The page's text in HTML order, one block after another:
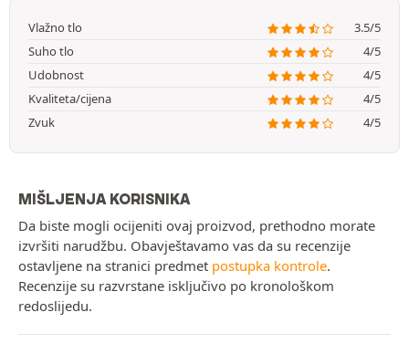
Vlažno tlo
3.5/5
Suho tlo
4/5
Udobnost
4/5
Kvaliteta/cijena
4/5
Zvuk
4/5
MIŠLJENJA KORISNIKA
Da biste mogli ocijeniti ovaj proizvod, prethodno morate
izvršiti narudžbu. Obavještavamo vas da su recenzije
ostavljene na stranici predmet postupka kontrole.
Recenzije su razvrstane isključivo po kronološkom
redoslijedu.